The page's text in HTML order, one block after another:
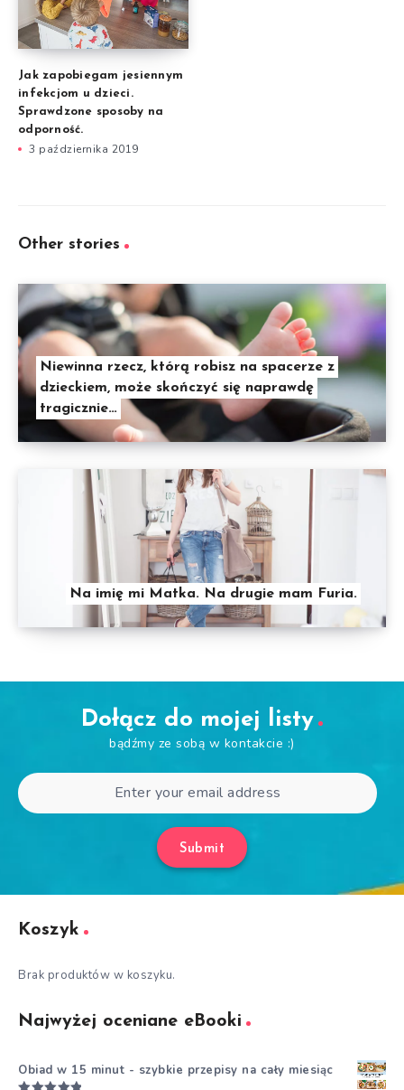
Jak zapobiegam jesiennym
infekcjom u dzieci.
Sprawdzone sposoby na
odporność.
3 października 2019
Other stories
Niewinna rzecz, którą robisz na spacerze z
dzieckiem, może skończyć się naprawdę
tragicznie…
Na imię mi Matka. Na drugie mam Furia.
Dołącz do mojej listy
bądźmy ze sobą w kontakcie :)
Submit
Koszyk
Brak produktów w koszyku.
Najwyżej oceniane eBooki
Obiad w 15 minut - szybkie przepisy na cały miesiąc